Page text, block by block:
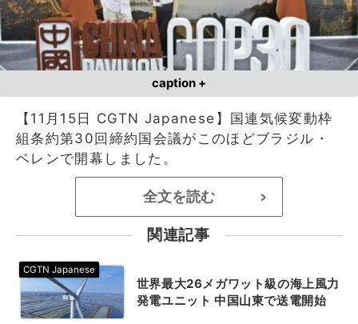
caption +
【11月15日 CGTN Japanese】国連気候変動枠
組条約第30回締約国会議がこのほどブラジル・
ベレンで開幕しました。
全文を読む >
関連記事
世界最大26メガワット級の海上風力
発電ユニット 中国山東で送電開始